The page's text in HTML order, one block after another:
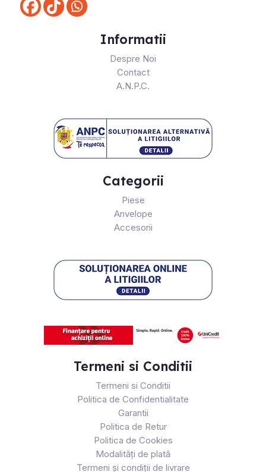
Informatii
Despre Noi
Contact
A.N.P.C.
Categorii
Piese
Anvelope
Accesorii
Termeni si Conditii
Termeni si Conditii
Politica de Confidentialitate
Garantii
Politica de Retur
Politica de Cookies
Modalități de plată
Termeni și condiții de livrare